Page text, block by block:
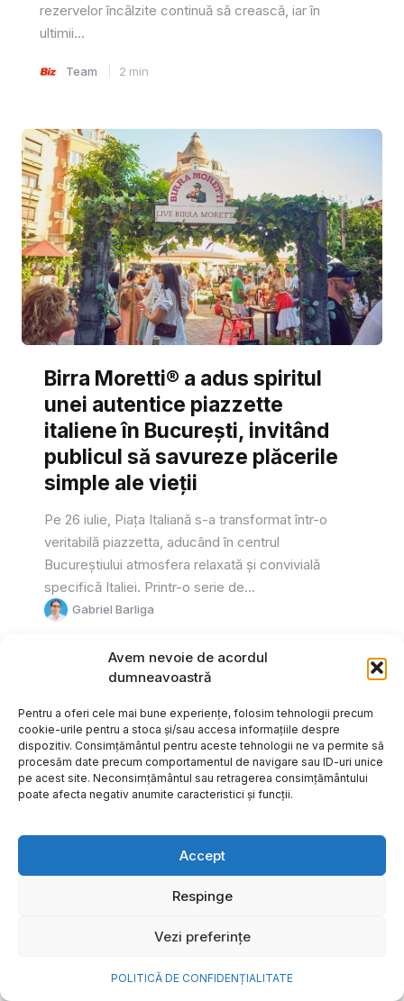
Avem nevoie de acordul
dumneavoastră
Pentru a oferi cele mai bune experiențe, folosim tehnologii precum
cookie-urile pentru a stoca și/sau accesa informațiile despre
dispozitiv. Consimțământul pentru aceste tehnologii ne va permite să
procesăm date precum comportamentul de navigare sau ID-uri unice
pe acest site. Neconsimțământul sau retragerea consimțământului
poate afecta negativ anumite caracteristici și funcții.
Accept
Respinge
Vezi preferințe
POLITICĂ DE CONFIDENȚIALITATE
rezervelor încălzite continuă să crească, iar în
ultimii...
Team 2 min
Birra Moretti® a adus spiritul
unei autentice piazzette
italiene în București, invitând
publicul să savureze plăcerile
simple ale vieții
Pe 26 iulie, Piața Italiană s-a transformat într-o
veritabilă piazzetta, aducând în centrul
Bucureștiului atmosfera relaxată și convivială
specifică Italiei. Printr-o serie de...
Gabriel Barliga
frumoase amintiri ale verii într-
o bijuterie Pandora pe care o